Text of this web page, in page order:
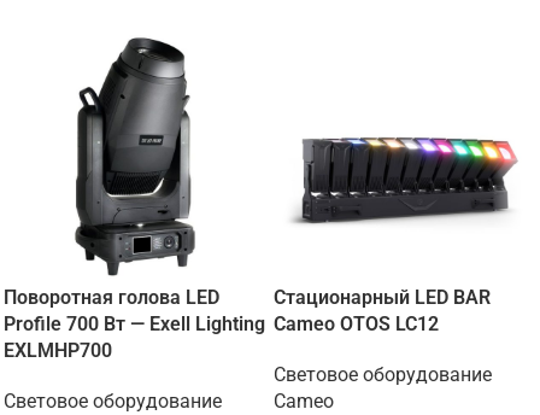
Поворотная голова LED
Profile 700 Вт — Exell Lighting
EXLMHP700
Световое оборудование
Стационарный LED BAR
Cameo OTOS LC12
Световое оборудование
Cameo